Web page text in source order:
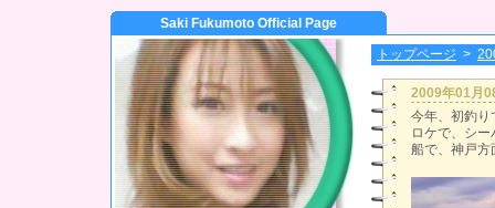
Saki Fukumoto Official Page
トップページ >
2009年01月
今年、初釣り
ロケで、シ
船で、神戸方